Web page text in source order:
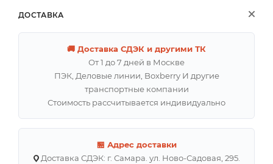
ДОСТАВКА
🚚 Доставка СДЭК и другими ТК
От 1 до 7 дней в Москве
ПЭК, Деловые линии, Boxberry И другие
транспортные компании
Стоимость рассчитывается индивидуально
🏪 Адрес доставки
Доставка СДЭК: г. Самара. ул. Ново-Садовая, 295.